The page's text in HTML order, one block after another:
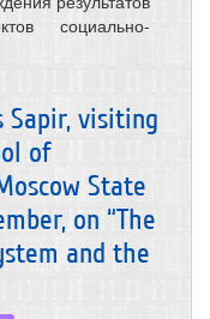
социально-
Sapir, visiting
of
State
on “The
and the